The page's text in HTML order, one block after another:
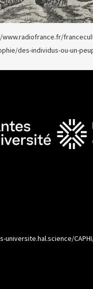
des-individus-ou-un-
universite.hal.science/